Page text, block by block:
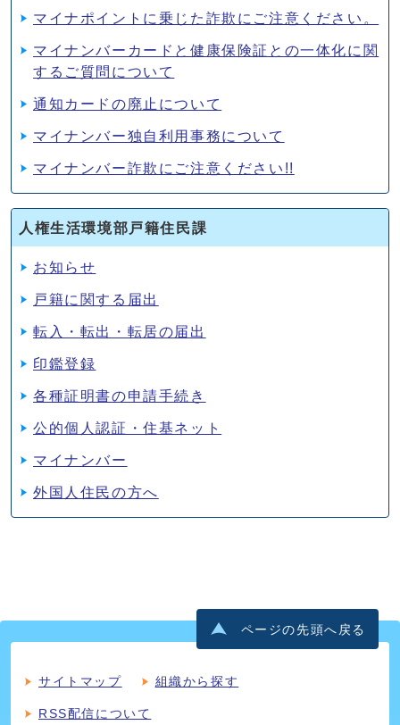
マイナポイントに乗じた詐欺にご注意ください。
マイナンバーカードと健康保険証との一体化に関
するご質問について
通知カードの廃止について
マイナンバー独自利用事務について
マイナンバー詐欺にご注意ください!!
人権生活環境部戸籍住民課
お知らせ
戸籍に関する届出
転入・転出・転居の届出
印鑑登録
各種証明書の申請手続き
公的個人認証・住基ネット
マイナンバー
外国人住民の方へ
ページの先頭へ戻る
サイトマップ 組織から探す
RSS配信について